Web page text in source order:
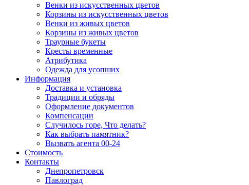
Венки из искусственных цветов
Корзины из искусственных цветов
Венки из живых цветов
Корзины из живых цветов
Траурные букеты
Кресты временные
Атрибутика
Одежда для усопших
Информация
Доставка и установка
Традиции и обряды
Оформление документов
Компенсации
Случилось горе, Что делать?
Как выбрать памятник?
Вызвать агента 00-24
Стоимость
Контакты
Днепропетровск
Павлоград